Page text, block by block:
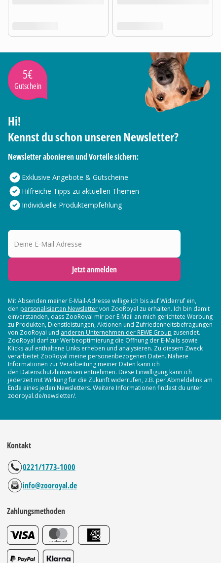
5€
Gutschein
Hi!
Kennst du schon unseren Newsletter?
Newsletter abonieren und Vorteile sichern:
Exklusive Angebote & Gutscheine
Hilfreiche Tipps zu aktuellen Themen
Individuelle Produktempfehlung
Deine E-Mail Adresse
Jetzt anmelden
Mit Absenden meiner E-Mail-Adresse willige ich bis auf Widerruf ein,
den personalisierten Newslettervon ZooRoyal zu erhalten. Ich bin damit
einverstanden, dass ZooRoyal mir per E-Mail an mich gerichtete Werbung
zu Produkten, Dienstleistungen, Aktionen und Zufriedenheitsbefragungen
von ZooRoyal und anderen Unternehmen der REWE Group zusendet.
ZooRoyal darf zur Werbeoptimierung die Öffnung der E-Mails sowie
Klicks auf enthaltene Links erheben und analysieren. Zu diesem Zweck
verarbeitet ZooRoyal meine personenbezogenen Daten. Nähere
Informationen zur Verarbeitung meiner Daten kann ich
den Datenschutzhinweisen entnehmen. Diese Einwilligung kann ich
jederzeit mit Wirkung für die Zukunft widerrufen, z.B. per Abmeldelink am
Ende eines jeden Newsletters. Weitere Informationen findest du unter
zooroyal.de/newsletter/.
Kontakt
0221/1773-1000
info@zooroyal.de
Zahlungsmethoden